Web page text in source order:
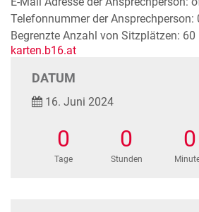
Telefonnummer der Ansprechperson:
Begrenzte Anzahl von Sitzplätzen: 60
karten.b16.at
DATUM
16. Juni 2024
0
Tage
0
Stunden
0